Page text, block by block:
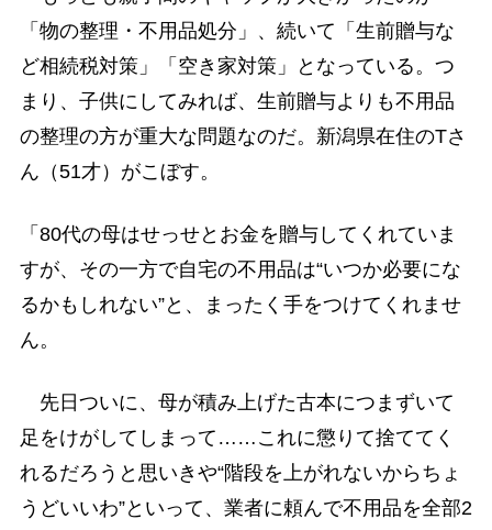
「物の整理・不用品処分」、続いて「生前贈与な
ど相続税対策」「空き家対策」となっている。つ
まり、子供にしてみれば、生前贈与よりも不用品
の整理の方が重大な問題なのだ。新潟県在住のTさ
ん（51才）がこぼす。
「80代の母はせっせとお金を贈与してくれていま
すが、その一方で自宅の不用品は“いつか必要にな
るかもしれない”と、まったく手をつけてくれませ
ん。
先日ついに、母が積み上げた古本につまずいて
足をけがしてしまって……これに懲りて捨ててく
れるだろうと思いきや“階段を上がれないからちょ
うどいいわ”といって、業者に頼んで不用品を全部2